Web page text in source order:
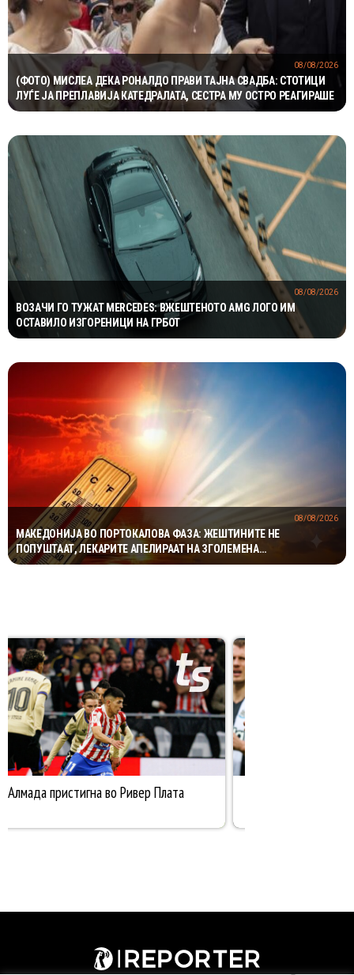
(ФОТО) МИСЛЕА ДЕКА РОНАЛДО ПРАВИ ТАЈНА СВАДБА: СТОТИЦИ
ЛУЃЕ ЈА ПРЕПЛАВИЈА КАТЕДРАЛАТА, СЕСТРА МУ ОСТРО РЕАГИРАШЕ
08/08/2026
ВОЗАЧИ ГО ТУЖАТ MERCEDES: ВЖЕШТЕНОТО AMG ЛОГО ИМ
ОСТАВИЛО ИЗГОРЕНИЦИ НА ГРБОТ
08/08/2026
МАКЕДОНИЈА ВО ПОРТОКАЛОВА ФАЗА: ЖЕШТИНИТЕ НЕ
ПОПУШТААТ, ЛЕКАРИТЕ АПЕЛИРААТ НА ЗГОЛЕМЕНА
ПРЕТПАЗЛИВОСТ
08/08/2026